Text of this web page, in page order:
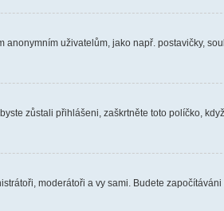
uživatelům, jako např. postavičky,
zůstali přihlášeni, zaškrtněte toto políčko,
moderátoři a vy sami. Budete započítáváni